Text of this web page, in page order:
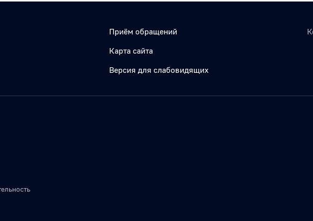
Приём обращений
Карта сайта
Версия для слабовидящих